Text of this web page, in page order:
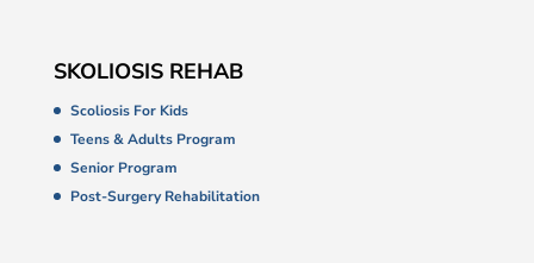
SKOLIOSIS REHAB
Scoliosis For Kids
Teens & Adults Program
Senior Program
Post-Surgery Rehabilitation